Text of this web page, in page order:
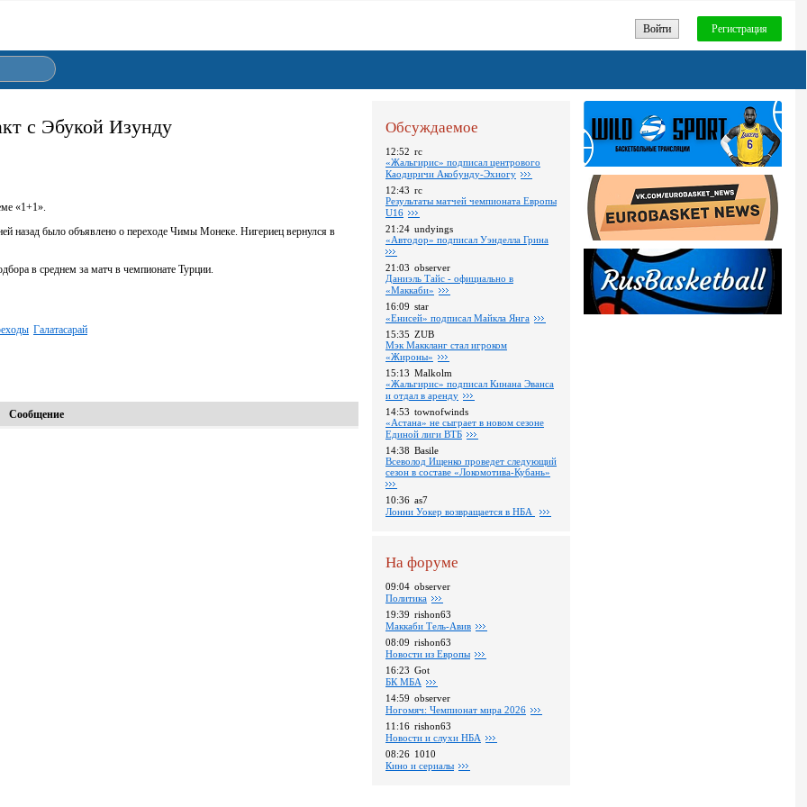
Войти Регистрация
с Эбукой Изунду
«1+1».
назад было объявлено о переходе Чимы Монеке. Нигериец вернулся в
в среднем за матч в чемпионате Турции.
Галатасарай
Сообщение
Обсуждаемое
12:52 rc
«Жальгирис» подписал центрового
Каодиричи Акобунду-Эхиогу
12:43 rc
Pезультаты матчей чемпионата Европы
U16
21:24 undyings
«Автодор» подписал Уэнделла Грина
21:03 observer
Даниэль Тайс - официально в
«Маккаби»
16:09 star
«Енисей» подписал Майкла Янга
15:35 ZUB
Мэк Маккланг стал игроком
«Жироны»
15:13 Malkolm
«Жальгирис» подписал Кинана Эванса
и отдал в аренду
14:53 townofwinds
«Астана» не сыграет в новом сезоне
Единой лиги ВТБ
14:38 Basile
Всеволод Ищенко проведет следующий
сезон в составе «Локомотива-Кубань»
10:36 as7
Лонни Уокер возвращается в НБА
На форуме
09:04 observer
Политика
19:39 rishon63
Маккаби Тель-Авив
08:09 rishon63
Новости из Европы
16:23 Got
БК МБА
14:59 observer
Ногомяч: Чемпионат мира 2026
11:16 rishon63
Новости и слухи НБА
08:26 1010
Кино и сериалы